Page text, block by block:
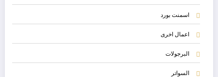
اسمنت بورد
اعمال اخرى
البرجولات
السواتر